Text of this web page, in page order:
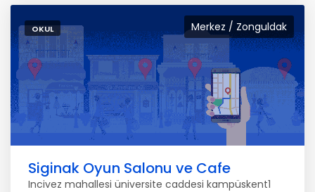
Merkez / Zonguldak
OKUL
Siginak Oyun Salonu ve Cafe
Incivez mahallesi üniversite caddesi kampüskent1